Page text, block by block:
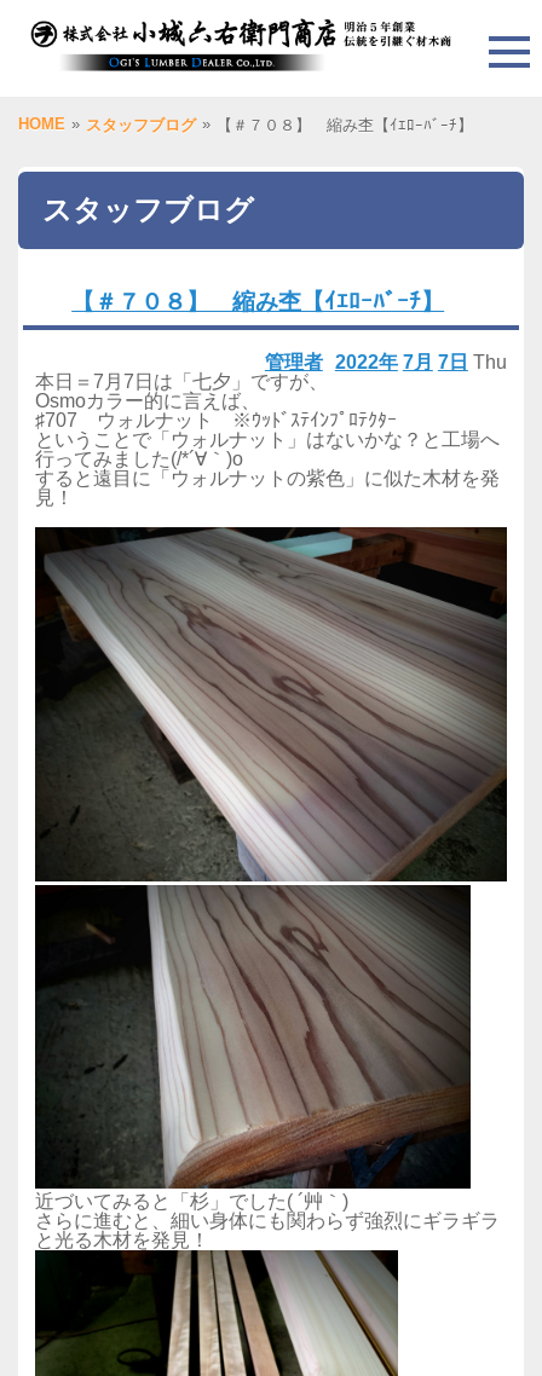
HOME » スタッフブログ » 【＃７０８】 縮み杢【ｲｴﾛｰﾊﾞｰﾁ】
スタッフブログ
【＃７０８】 縮み杢【ｲｴﾛｰﾊﾞｰﾁ】
2022年 7月 7日 Thu
管理者
本日＝7月7日は「七夕」ですが、
Osmoカラー的に言えば、
♯707 ウォルナット ※ｳｯﾄﾞｽﾃｲﾝﾌﾟﾛﾃｸﾀｰ
ということで「ウォルナット」はないかな？と工場へ
行ってみました(/*´∀｀)o
すると遠目に「ウォルナットの紫色」に似た木材を発
見！
近づいてみると「杉」でした( ´艸｀)
さらに進むと、細い身体にも関わらず強烈にギラギラ
と光る木材を発見！